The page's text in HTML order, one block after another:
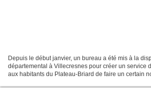
Depuis le début janvier, un bureau a été mis à la
départemental à Villecresnes pour créer un service
aux habitants du Plateau-Briard de faire un certain